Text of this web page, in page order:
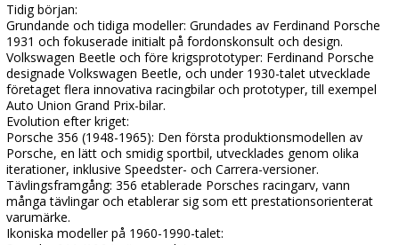
Tidig början:
Grundande och tidiga modeller: Grundades av Ferdinand Porsche
1931 och fokuserade initialt på fordonskonsult och design.
Volkswagen Beetle och före krigsprototyper: Ferdinand Porsche
designade Volkswagen Beetle, och under 1930-talet utvecklade
företaget flera innovativa racingbilar och prototyper, till exempel
Auto Union Grand Prix-bilar.
Evolution efter kriget:
Porsche 356 (1948-1965): Den första produktionsmodellen av
Porsche, en lätt och smidig sportbil, utvecklades genom olika
iterationer, inklusive Speedster- och Carrera-versioner.
Tävlingsframgång: 356 etablerade Porsches racingarv, vann
många tävlingar och etablerar sig som ett prestationsorienterat
varumärke.
Ikoniska modeller på 1960-1990-talet: